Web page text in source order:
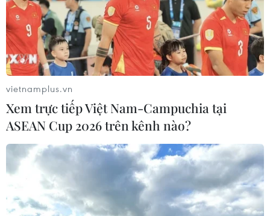
vietnamplus.vn
Xem trực tiếp Việt Nam-Campuchia tại
ASEAN Cup 2026 trên kênh nào?